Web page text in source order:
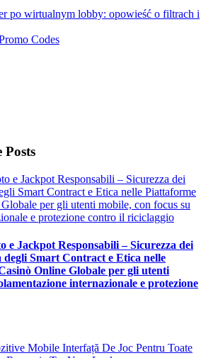
po wirtualnym lobby: opowieść o filtrach i
Codes
Posts
e Jackpot Responsabili – Sicurezza dei
degli Smart Contract e Etica nelle
Online Globale per gli utenti
internazionale e protezione